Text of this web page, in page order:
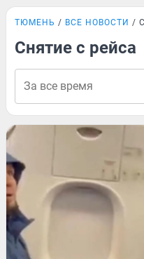
ТЮМЕНЬ ВСЕ НОВОСТИ
Снятие с рейса